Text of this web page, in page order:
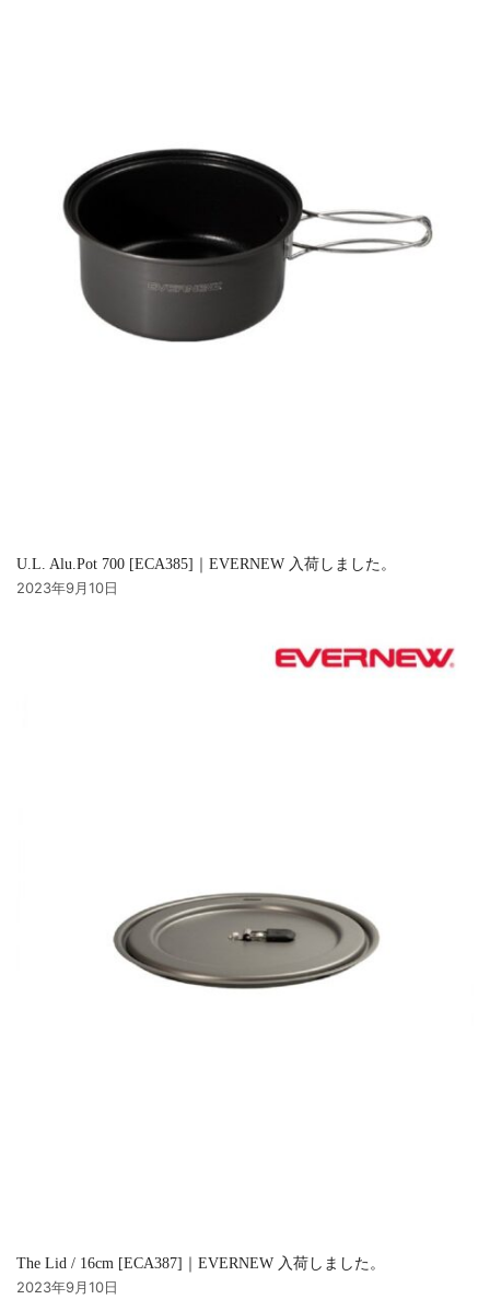
U.L. Alu.Pot 700 [ECA385]｜EVERNEW 入荷しました。
2023年9月10日
The Lid / 16cm [ECA387]｜EVERNEW 入荷しました。
2023年9月10日